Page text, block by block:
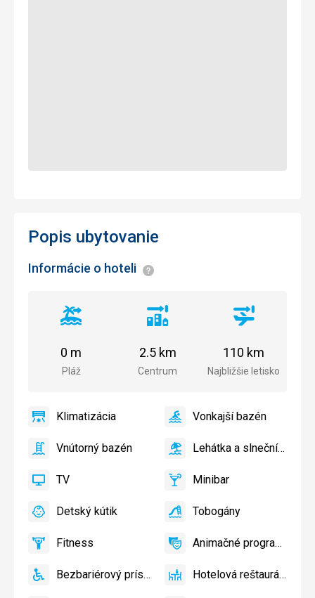
Popis ubytovanie
Informácie o hoteli Informácie
Vzdialenosť
pláže
Pláž
0 m
Vzdialenosť
centra
Centrum
2.5 km
Vzdialenosť
letiska
Najbližšie letisko
110 km
Klimatizácia
Klimatizácia
áno
VonkajšíVonkajší bazén
áno
Vnútorný
Vnútorný bazén
áno
Lehátka
slnečníky
bazéne
Lehátka
a
slnečníky
na
Lehátka a slnečníky pri bazéne zadarmo
áno
TV TV
áno
Minibar,Minibar
áno
Detský
Detské
Detský
Detský kútik
áno Tobogány
Tobogány
áno
FitnessFitness
áno
Animačné
Animačné programy
áno
Bezbariérový
Bezbariérový prístup
áno
Hotelová
Hotelová reštaurácia
áno